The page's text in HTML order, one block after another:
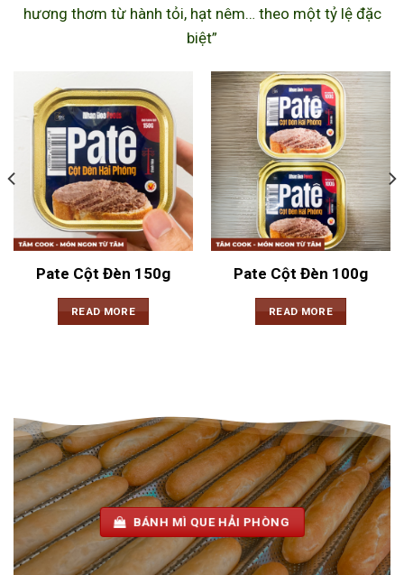
hương thơm từ hành tỏi, hạt nêm… theo một tỷ lệ đặc
biệt”
Pate Cột Đèn 150g
READ MORE
Pate Cột Đèn 100g
READ MORE
BÁNH MÌ QUE HẢI PHÒNG